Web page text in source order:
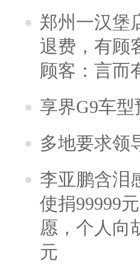
郑州一汉堡
退费，有顾
顾客：言而
享界G9车
多地要求领
李亚鹏含泪
使捐99999
愿，个人向
元